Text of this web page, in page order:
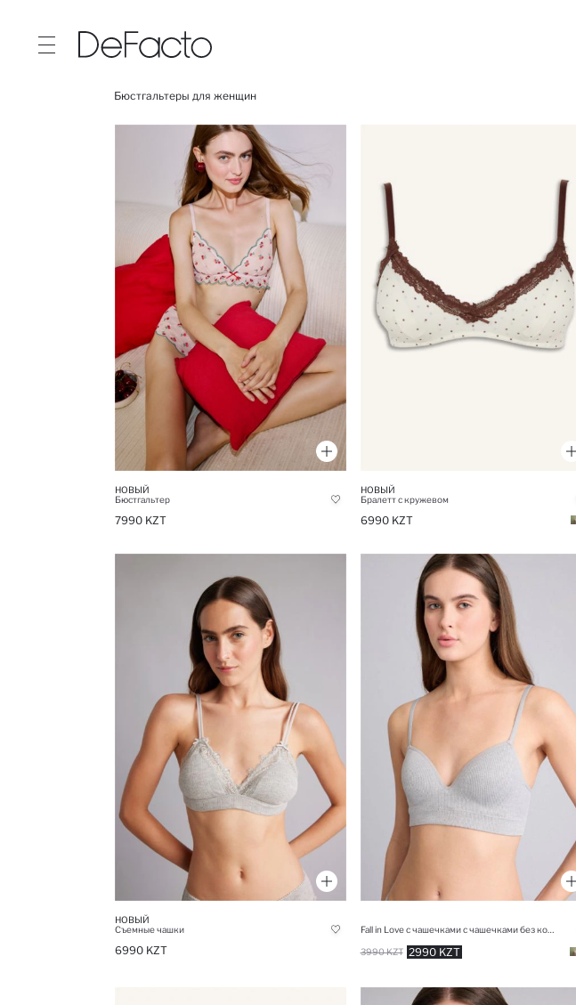
Бюстгальтеры для женщин
НОВЫЙ
Бюстгальтер
7990 KZT
НОВЫЙ
Бралетт с кружевом
6990 KZT
НОВЫЙ
Съемные чашки
6990 KZT
Fall in Love с чашечками с чашечками без косточек бюстгальтер
2990 KZT
3990 KZT